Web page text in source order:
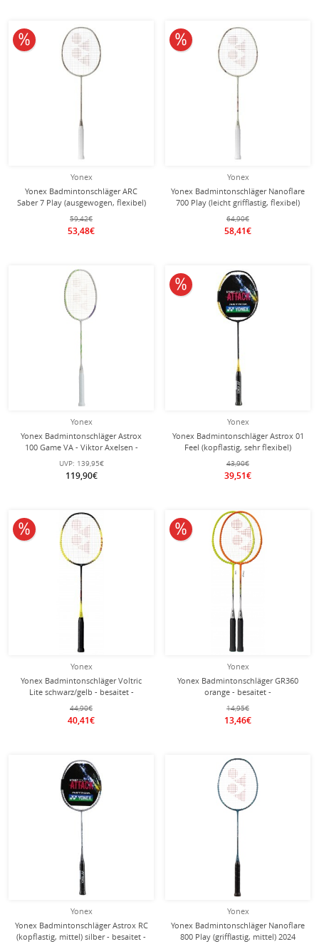
Yonex
Yonex Badmintonschläger ARC
Saber 7 Play (ausgewogen, flexibel)
2026 beige - besaitet -
59,42€
53,48€
10% reduziert
Yonex
Yonex Badmintonschläger Nanoflare
700 Play (leicht grifflastig, flexibel)
2026 beige - besaitet -
64,90€
58,41€
10% reduziert
Yonex
Yonex Badmintonschläger Astrox
100 Game VA - Viktor Axelsen -
(kopflastig, mittel) 2025
hellgrau/grün - besaitet -
UVP: 139,95€
119,90€
Yonex
Yonex Badmintonschläger Astrox 01
Feel (kopflastig, sehr flexibel)
schwarz/gelb - besaitet -
43,90€
39,51€
10% reduziert
Yonex
Yonex Badmintonschläger Voltric
Lite schwarz/gelb - besaitet -
44,90€
40,41€
10% reduziert
Yonex
Yonex Badmintonschläger GR360
orange - besaitet -
14,95€
13,46€
10% reduziert
Yonex
Yonex Badmintonschläger Astrox RC
(kopflastig, mittel) silber - besaitet -
Yonex
Yonex Badmintonschläger Nanoflare
800 Play (grifflastig, mittel) 2024